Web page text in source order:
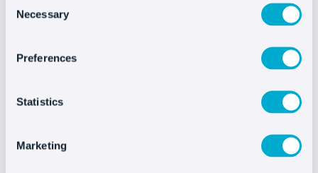
Selection
Necessary
Preferences
Statistics
Marketing
Business API, Facebook Messenger
misma
integrar